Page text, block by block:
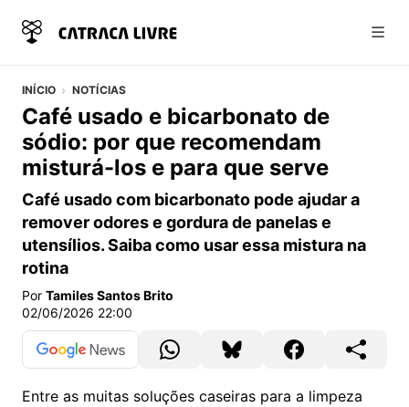
INÍCIO NOTÍCIAS
Café usado e bicarbonato de
sódio: por que recomendam
misturá-los e para que serve
Café usado com bicarbonato pode ajudar a
remover odores e gordura de panelas e
utensílios. Saiba como usar essa mistura na
rotina
Por Tamiles Santos Brito
02/06/2026 22:00
Entre as muitas soluções caseiras para a limpeza